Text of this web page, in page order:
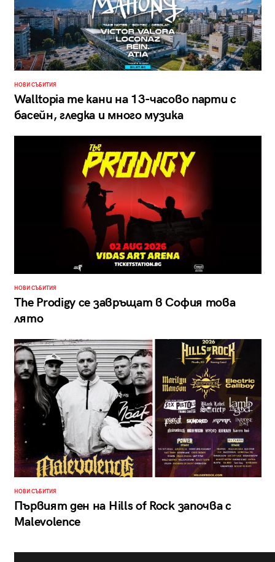
НОВИ СЪБИТИЯ
Walltopia те кани на 13-часово парти с
басейн, гледка и много музика
НОВИ СЪБИТИЯ
The Prodigy се завръщат в София това
лято
НОВИ СЪБИТИЯ
Първият ден на Hills of Rock започва с
Malevolence